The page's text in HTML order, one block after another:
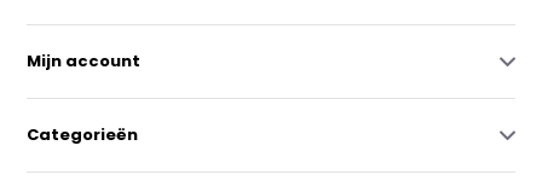
Mijn account
Categorieën